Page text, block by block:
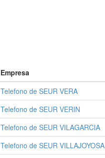
Empresa
Telefono de SEUR VERA
Telefono de SEUR VERIN
Telefono de SEUR VILAGARCIA
Telefono de SEUR VILLAJOYOSA